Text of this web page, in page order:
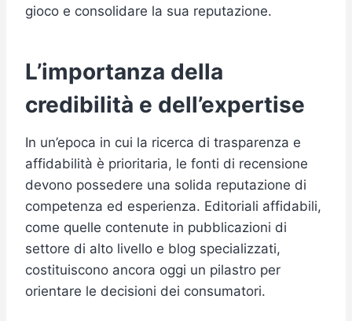
gioco e consolidare la sua reputazione.
L’importanza della
credibilità e dell’expertise
In un’epoca in cui la ricerca di trasparenza e
affidabilità è prioritaria, le fonti di recensione
devono possedere una solida reputazione di
competenza ed esperienza. Editoriali affidabili,
come quelle contenute in pubblicazioni di
settore di alto livello e blog specializzati,
costituiscono ancora oggi un pilastro per
orientare le decisioni dei consumatori.